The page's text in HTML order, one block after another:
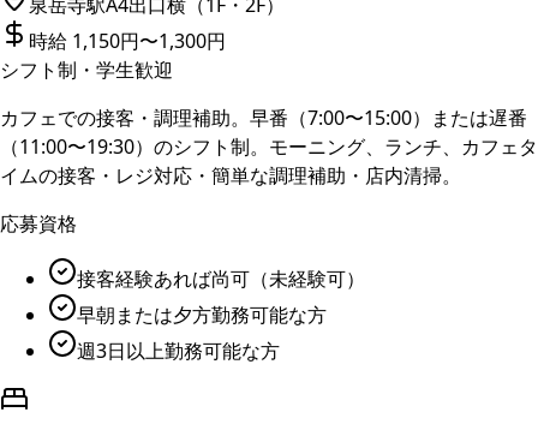
時給 1,150円〜1,300円
シフト制・学生歓迎
カフェでの接客・調理補助。早番（7:00〜15:00）または遅番
（11:00〜19:30）のシフト制。モーニング、ランチ、カフェタ
イムの接客・レジ対応・簡単な調理補助・店内清掃。
応募資格
接客経験あれば尚可（未経験可）
早朝または夕方勤務可能な方
週3日以上勤務可能な方